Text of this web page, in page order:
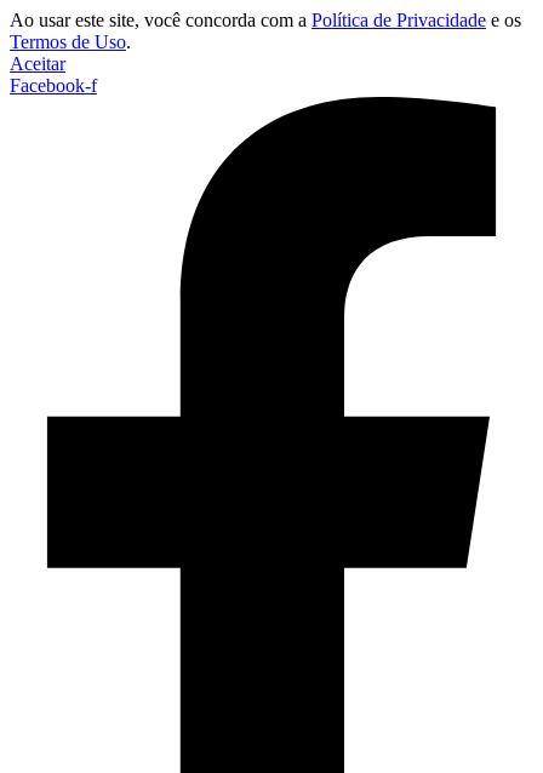
Ao usar este site, você concorda com a Política de Privacidade e os
Termos de Uso.
Aceitar
Facebook-f